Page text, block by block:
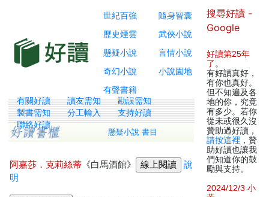
世紀百強
隨身智囊
歷史煙雲
武俠小說
懸疑小說
言情小說
奇幻小說
小說園地
有聲書籍
有關好讀 讀友需知
勘誤需知
製書需知
分工輸入
支持好讀
聯絡好讀
懸疑小說 書目
阿嘉莎．克莉絲蒂 《白馬酒館》
說
明
搜尋好讀 -
Google
好讀第25年
了 。
有好讀真好，
有你也真好。
但不知遍及各
地的你，究竟
有多少。若你
從未或很久沒
贊助過好讀，
請按這裡 ，贊
助好讀也讓我
們知道你的鼓
勵與支持。
2024/12/3 小